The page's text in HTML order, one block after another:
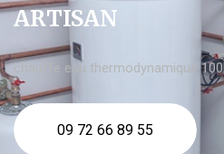
ARTISAN
chauffe eau thermodynamique
09 72 66 89 55